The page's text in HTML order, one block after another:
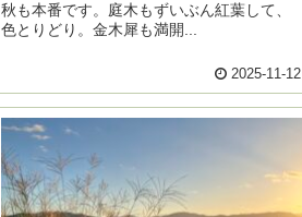
秋も本番です。庭木もずいぶん紅葉して、
色とりどり。金木犀も満開...
2025-11-12